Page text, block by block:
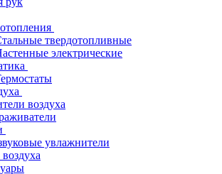
твердотопливные
электрические
воздуха
увлажнители